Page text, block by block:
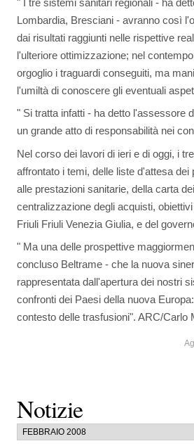
Notizie
Lombardia, Bresciani - avranno così
dai risultati raggiunti nelle rispettive
l'ulteriore ottimizzazione; nel
orgoglio i traguardi conseguiti, ma
l'umiltà di conoscere gli eventuali
" Si tratta infatti - ha detto l'assessore
un grande atto di responsabilità nei
Nel corso dei lavori di ieri e di oggi, i
affrontato i temi, delle liste d'attesa dei
alle prestazioni sanitarie, della carta
centralizzazione degli acquisti,
Friuli Friuli Venezia Giulia, e del
" Ma una delle prospettive
concluso Beltrame - che la nuova
rappresentata dall'apertura dei nostri
confronti dei Paesi della nuova
contesto delle trasfusioni". ARC/Carlo